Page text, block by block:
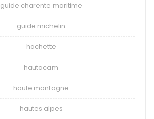
guide charente maritime
guide michelin
hachette
hautacam
haute montagne
hautes alpes